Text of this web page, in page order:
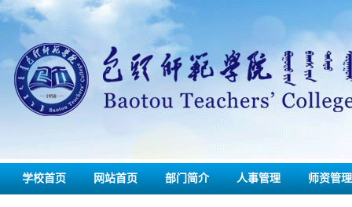
学校首页 网站首页 部门简介 人事管理 师资管理